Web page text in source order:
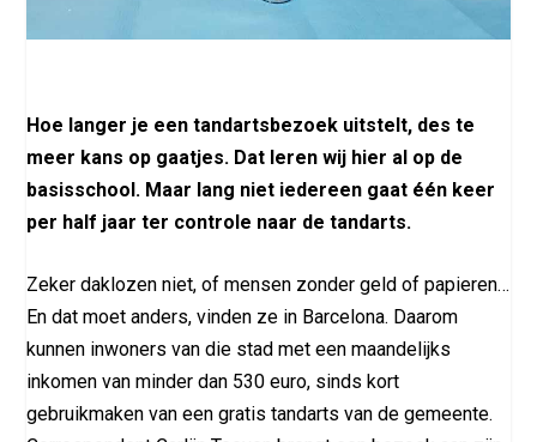
Hoe langer je een tandartsbezoek uitstelt, des te
meer kans op gaatjes. Dat leren wij hier al op de
basisschool. Maar lang niet iedereen gaat één keer
per half jaar ter controle naar de tandarts.
Zeker daklozen niet, of mensen zonder geld of papieren…
En dat moet anders, vinden ze in Barcelona. Daarom
kunnen inwoners van die stad met een maandelijks
inkomen van minder dan 530 euro, sinds kort
gebruikmaken van een gratis tandarts van de gemeente.